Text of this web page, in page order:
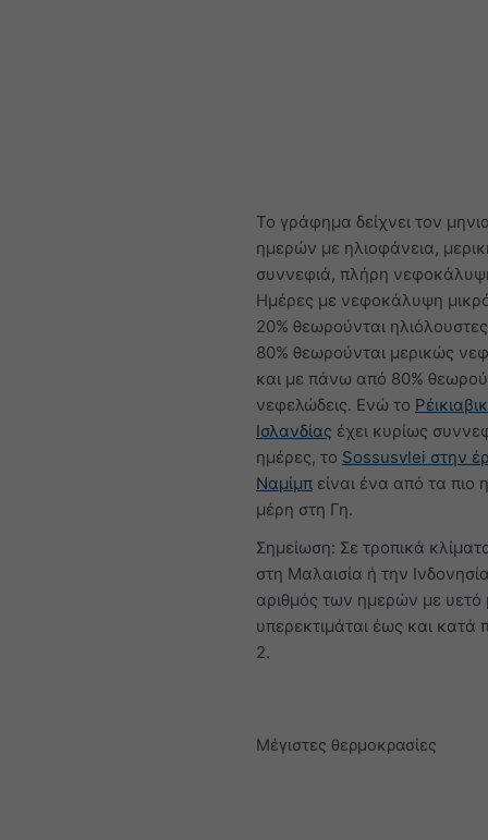
Το γράφημα δείχνει τον
ημερών με ηλιοφάνεια,
συννεφιά, πλήρη
Ημέρες με νεφοκάλυψη
20% θεωρούνται
80% θεωρούνται μερικώς
και με πάνω από 80%
νεφελώδεις. Ενώ το
Ισλανδίας έχει κυρίως
ημέρες, το Sossusvlei στην
Ναμίμπ είναι ένα από τα πιο
μέρη στη Γη.
Σημείωση: Σε τροπικά
στη Μαλαισία ή την
αριθμός των ημερών με υετό
υπερεκτιμάται έως και κατά
2.
Μέγιστες θερμοκρασίες